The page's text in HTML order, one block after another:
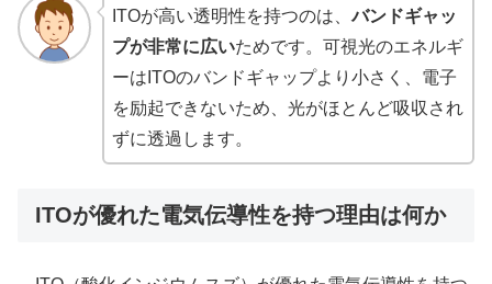
ITOが高い透明性を持つのは、バンドギャッ
プが非常に広いためです。可視光のエネルギ
ーはITOのバンドギャップより小さく、電子
を励起できないため、光がほとんど吸収され
ずに透過します。
ITOが優れた電気伝導性を持つ理由は何か